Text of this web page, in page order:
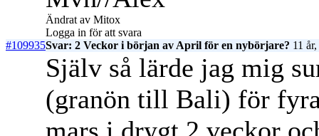
Ändrat av Mitox
Logga in för att svara
#109935Svar: 2 Veckor i början av April för en nybörjare? 11
Själv så lärde jag mig
(granön till Bali) för